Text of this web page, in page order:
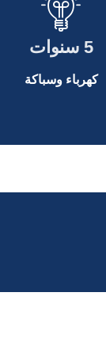
5 سنوات
كهرباء وسباكة